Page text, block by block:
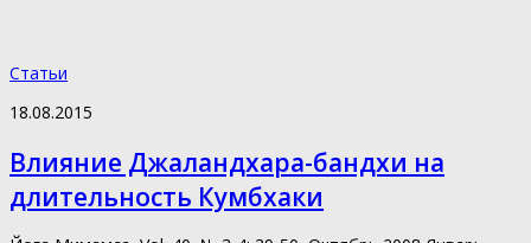
Статьи
18.08.2015
Влияние Джаландхара-бандхи на
длительность Кумбхаки